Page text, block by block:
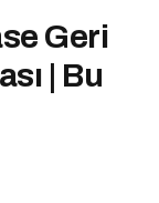
Geri
| Bu